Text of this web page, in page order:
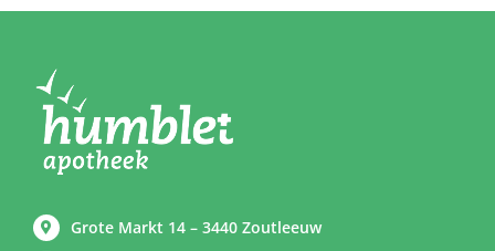
Grote Markt 14 – 3440 Zoutleeuw